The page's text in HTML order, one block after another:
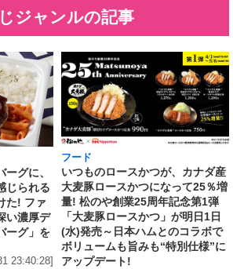
ジャンルの記事
グに、
じられる
た! ファ
い濃厚デ
ーグ」を
23:40:28]
フード
いつものロースかつが、カナダ産
大麦豚ロースかつになって25％増
量! 松のや創業25周年記念第1弾
「大麦豚ロースかつ」が明日1日
(水)発売～日本ハムとのコラボで
ボリュームも旨みも“特別仕様”に
アップデート!